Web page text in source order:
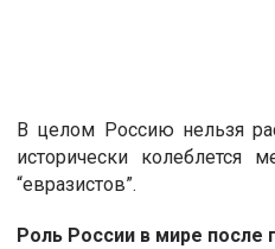
В целом Россию нельзя
исторически колеблется
“евразистов”.
Роль России в мире после